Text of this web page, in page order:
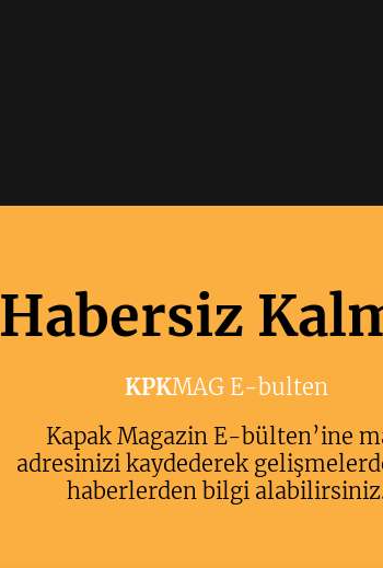
Habersiz
KPKMAG E-bulten
Kapak Magazin E-bülten’ine
adresinizi kaydederek
haberlerden bilgi